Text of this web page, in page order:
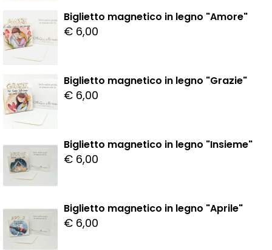
Biglietto magnetico in legno "Amore"
€ 6,00
Biglietto magnetico in legno "Grazie"
€ 6,00
Biglietto magnetico in legno "Insieme"
€ 6,00
Biglietto magnetico in legno "Aprile"
€ 6,00